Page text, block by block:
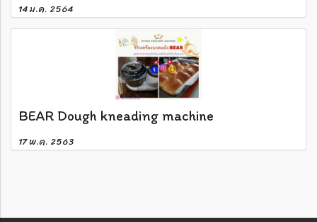
14 ม.ค. 2564
BEAR Dough kneading machine
17 พ.ค. 2563